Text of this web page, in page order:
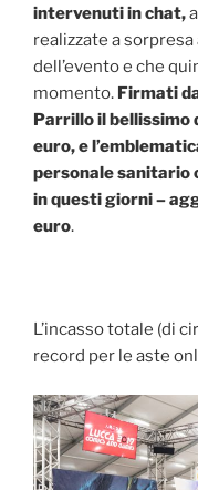
intervenuti in chat,
realizzate a
dell’evento e che
momento. Firmati
Parrillo il bellissimo
euro, e
personale sanitario
in questi giorni –
euro.
L’incasso totale (di
record per le aste